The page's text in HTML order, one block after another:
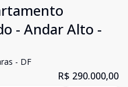
- Andar Alto -
- DF
R$ 290.000,00